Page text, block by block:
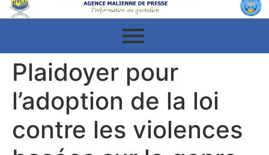
Plaidoyer pour
l’adoption de la loi
contre les violences